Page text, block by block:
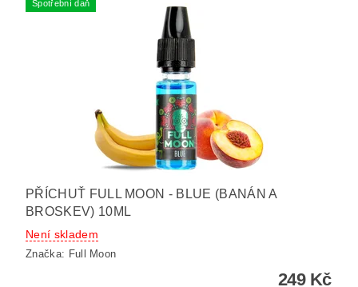
Spotřební daň
PŘÍCHUŤ FULL MOON - BLUE (BANÁN A
BROSKEV) 10ML
Není skladem
Značka: Full Moon
249 Kč